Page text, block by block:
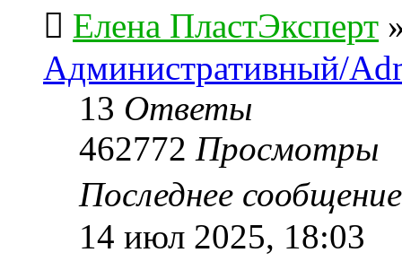
Елена ПластЭксперт
Административный/
13 Ответы
462772 Просмотры
Последнее
14 июл 2025, 18:03